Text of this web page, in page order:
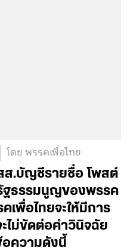
โดย พรรคเพื่อไทย
ส.บัญชีรายชื่อ โพสต์
ฐธรรมนูญของพรรค
เพื่อไทยจะให้มีการ
ไม่ขัดต่อคำวินิจฉัย
ความดังนี้